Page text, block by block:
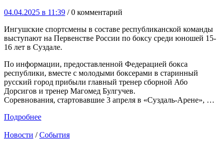
04.04.2025 в 11:39 / 0 комментарий
Ингушские спортсмены в составе республиканской команды
выступают на Первенстве России по боксу среди юношей 15-
16 лет в Суздале.
По информации, предоставленной Федерацией бокса
республики, вместе с молодыми боксерами в старинный
русский город прибыли главный тренер сборной Або
Дорсигов и тренер Магомед Булгучев.
Соревнования, стартовавшие 3 апреля в «Суздаль-Арене», …
Подробнее
Новости /События